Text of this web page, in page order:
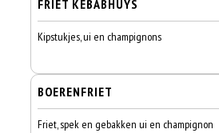
FRIET KEBABHUYS
Kipstukjes, ui en champignons
BOERENFRIET
Friet, spek en gebakken ui en champignon